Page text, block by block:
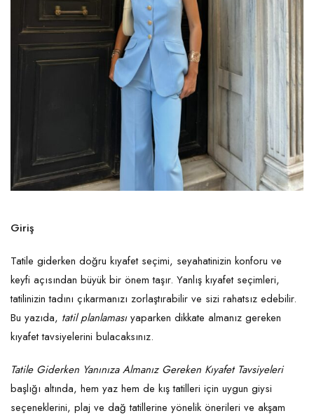
Giriş
Tatile giderken doğru kıyafet seçimi, seyahatinizin konforu ve
keyfi açısından büyük bir önem taşır. Yanlış kıyafet seçimleri,
tatilinizin tadını çıkarmanızı zorlaştırabilir ve sizi rahatsız edebilir.
Bu yazıda, tatil planlamasıyaparken dikkate almanız gereken
kıyafet tavsiyelerini bulacaksınız.
Tatile Giderken Yanınıza Almanız Gereken Kıyafet Tavsiyeleri
başlığı altında, hem yaz hem de kış tatilleri için uygun giysi
seçeneklerini, plaj ve dağ tatillerine yönelik önerileri ve akşam